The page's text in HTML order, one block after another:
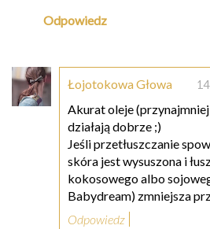
Odpowiedz
Łojotokowa Głowa
Akurat oleje
działają dobrze ;)
Jeśli przetłuszczanie
skóra jest wysuszona i
kokosowego albo
Babydream) zmniejsza
Odpowiedz